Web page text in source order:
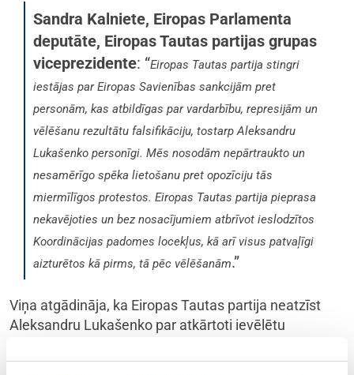
Sandra Kalniete, Eiropas Parlamenta
deputāte, Eiropas Tautas partijas grupas
viceprezidente: “Eiropas Tautas partija stingri
iestājas par Eiropas Savienības sankcijām pret
personām, kas atbildīgas par vardarbību, represijām un
vēlēšanu rezultātu falsifikāciju, tostarp Aleksandru
Lukašenko personīgi. Mēs nosodām nepārtraukto un
nesamērīgo spēka lietošanu pret opozīciju tās
miermīlīgos protestos. Eiropas Tautas partija pieprasa
nekavējoties un bez nosacījumiem atbrīvot ieslodzītos
Koordinācijas padomes locekļus, kā arī visus patvaļīgi
aizturētos kā pirms, tā pēc vēlēšanām.”
Viņa atgādināja, ka Eiropas Tautas partija neatzīst
Aleksandru Lukašenko par atkārtoti ievēlētu
prasību sarīkot brīvas un godīgas vēlēšanas, atzīst